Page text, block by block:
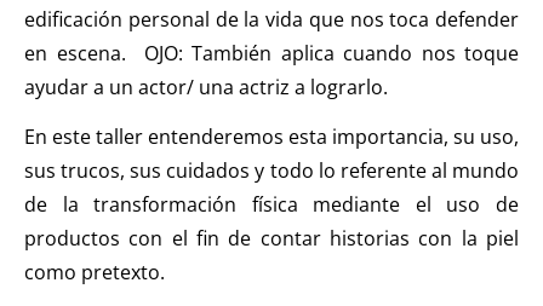
edificación personal de la vida que nos toca defender
en escena. OJO: También aplica cuando nos toque
ayudar a un actor/ una actriz a lograrlo.
En este taller entenderemos esta importancia, su uso,
sus trucos, sus cuidados y todo lo referente al mundo
de la transformación física mediante el uso de
productos con el fin de contar historias con la piel
como pretexto.